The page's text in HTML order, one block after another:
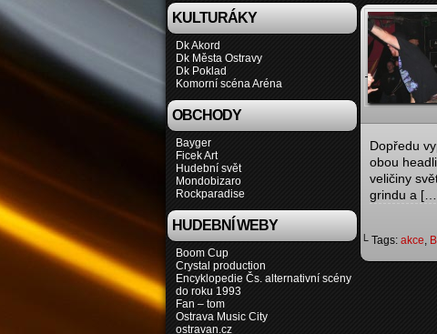
KULTURÁKY
Dk Akord
Dk Města Ostravy
Dk Poklad
Komorní scéna Aréna
OBCHODY
Bayger
Ficek Art
Hudební svět
Mondobizaro
Rockparadise
HUDEBNÍ WEBY
Boom Cup
Crystal production
Encyklopedie Čs. alternativní scény
do roku 1993
Fan – tom
Ostrava Music City
ostravan.cz
Dopředu
obou
veličiny
grindu a
└ Tags: akce,